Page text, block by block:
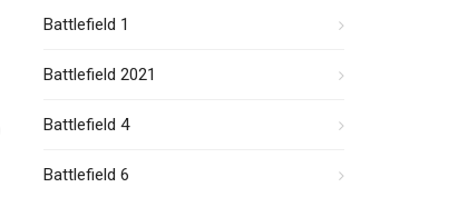
Battlefield 1
Battlefield 2021
Battlefield 4
Battlefield 6